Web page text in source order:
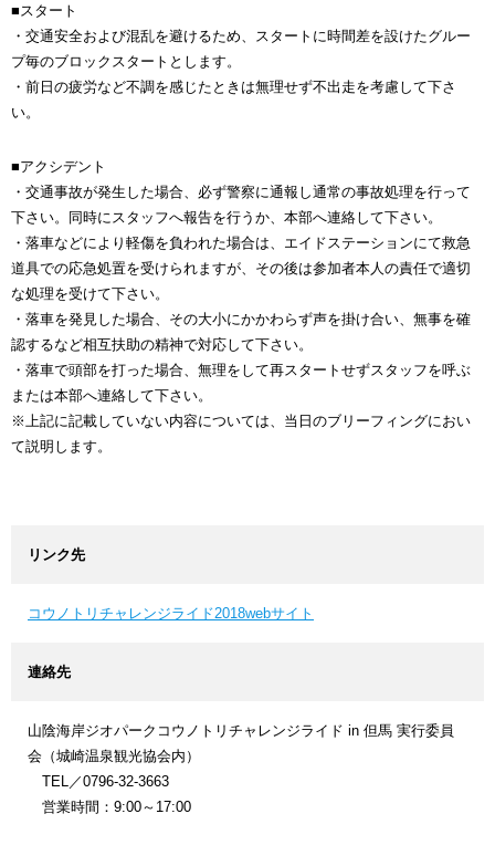
■スタート
・交通安全および混乱を避けるため、スタートに時間差を設けたグルー
プ毎のブロックスタートとします。
・前日の疲労など不調を感じたときは無理せず不出走を考慮して下さ
い。
■アクシデント
・交通事故が発生した場合、必ず警察に通報し通常の事故処理を行って
下さい。同時にスタッフへ報告を行うか、本部へ連絡して下さい。
・落車などにより軽傷を負われた場合は、エイドステーションにて救急
道具での応急処置を受けられますが、その後は参加者本人の責任で適切
な処理を受けて下さい。
・落車を発見した場合、その大小にかかわらず声を掛け合い、無事を確
認するなど相互扶助の精神で対応して下さい。
・落車で頭部を打った場合、無理をして再スタートせずスタッフを呼ぶ
または本部へ連絡して下さい。
※上記に記載していない内容については、当日のブリーフィングにおい
て説明します。
リンク先
コウノトリチャレンジライド2018webサイト
連絡先
山陰海岸ジオパークコウノトリチャレンジライド in 但馬 実行委員
会（城崎温泉観光協会内）
TEL／0796-32-3663
営業時間：9:00～17:00